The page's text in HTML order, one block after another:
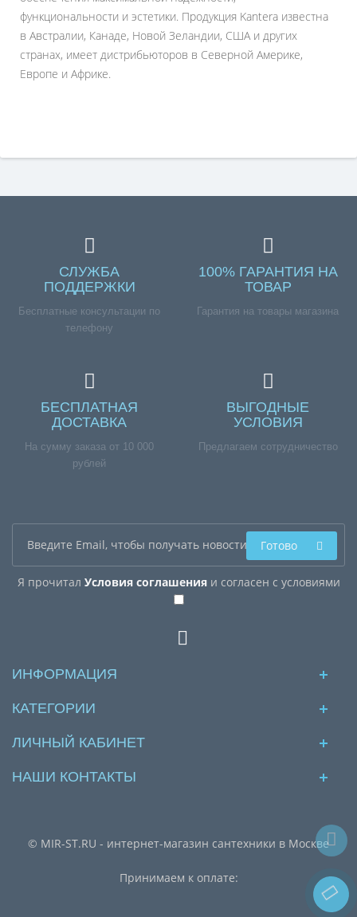
функциональности и эстетики. Продукция Kantera известна
в Австралии, Канаде, Новой Зеландии, США и других
странах, имеет дистрибьюторов в Северной Америке,
Европе и Африке.
СЛУЖБА
ПОДДЕРЖКИ
Бесплатные консультации по
телефону
100% ГАРАНТИЯ НА
ТОВАР
Гарантия на товары магазина
БЕСПЛАТНАЯ
ДОСТАВКА
На сумму заказа от 10 000
рублей
ВЫГОДНЫЕ
УСЛОВИЯ
Предлагаем сотрудничество
Я прочитал Условия соглашенияи согласен с условиями
Готово
ИНФОРМАЦИЯ
КАТЕГОРИИ
ЛИЧНЫЙ КАБИНЕТ
НАШИ КОНТАКТЫ
© MIR-ST.RU - интернет-магазин сантехники в Москве
Принимаем к оплате: